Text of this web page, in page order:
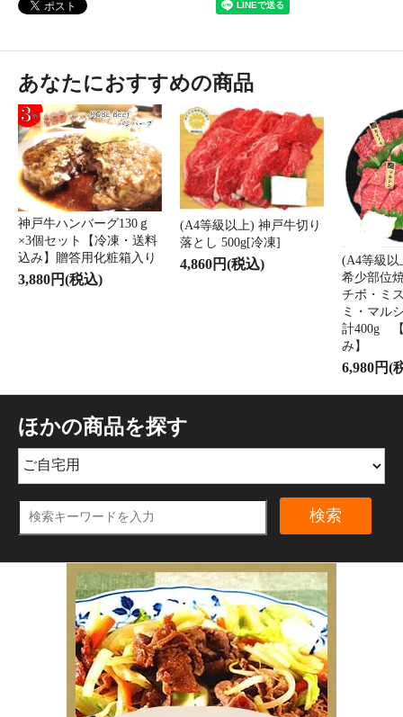
あなたにおすすめの商品
神戸牛ハンバーグ130ｇ
×3個セット【冷凍・送料
込み】贈答用化粧箱入り
3,880円(税込)
(A4等級以上) 神戸牛切り
落とし 500g[冷凍]
4,860円(税込)
(A4等級
希少部位
チボ・ミ
ミ・マル
計400g
み】
6,980円(
ほかの商品を探す
検索